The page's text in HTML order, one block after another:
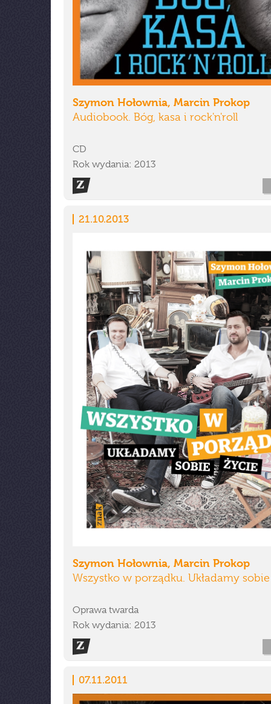
Szymon Hołownia, Marcin Prokop
Audiobook. Bóg, kasa i rock'n'roll
CD
Rok wydania: 2013
21.10.2013
Szymon Hołownia, Marcin Prokop
Wszystko w porządku. Układamy
Oprawa twarda
Rok wydania: 2013
07.11.2011